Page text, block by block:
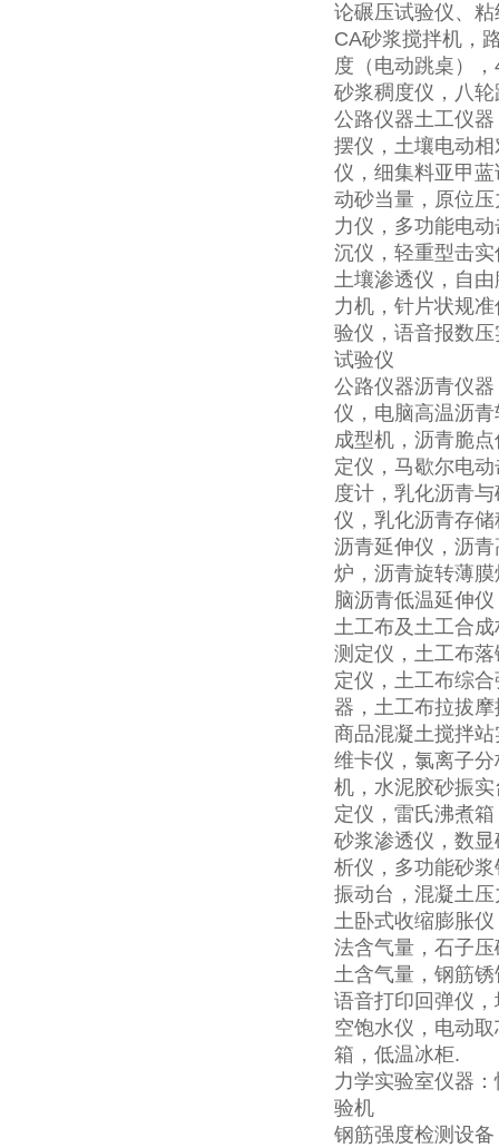
论碾压试验仪、
CA砂浆搅拌机，
度（电动跳桌）
砂浆稠度仪，八
公路仪器土工仪
摆仪，土壤电动
仪，细集料亚甲
动砂当量，原位
力仪，多功能电
沉仪，轻重型击
土壤渗透仪，自
力机，针片状规
验仪，语音报数
试验仪
公路仪器沥青仪
仪，电脑高温沥
成型机，沥青脆
定仪，马歇尔电
度计，乳化沥青
仪，乳化沥青存
沥青延伸仪，沥
炉，沥青旋转薄
脑沥青低温延伸
土工布及土工合
测定仪，土工布
定仪，土工布综
器，土工布拉拔
商品混凝土搅拌
维卡仪，氯离子
机，水泥胶砂振
定仪，雷氏沸煮
砂浆渗透仪，数
析仪，多功能砂
振动台，混凝土
土卧式收缩膨胀
法含气量，石子
土含气量，钢筋
语音打印回弹仪
空饱水仪，电动
箱，低温冰柜.
力学实验室仪器
验机
钢筋强度检测设